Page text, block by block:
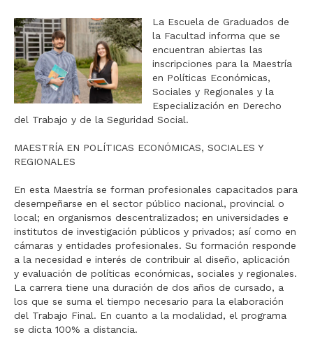
La Escuela de Graduados de
la Facultad informa que se
encuentran abiertas las
inscripciones para la Maestría
en Políticas Económicas,
Sociales y Regionales y la
Especialización en Derecho
del Trabajo y de la Seguridad Social.
MAESTRÍA EN POLÍTICAS ECONÓMICAS, SOCIALES Y
REGIONALES
En esta Maestría se forman profesionales capacitados para
desempeñarse en el sector público nacional, provincial o
local; en organismos descentralizados; en universidades e
institutos de investigación públicos y privados; así como en
cámaras y entidades profesionales. Su formación responde
a la necesidad e interés de contribuir al diseño, aplicación
y evaluación de políticas económicas, sociales y regionales.
La carrera tiene una duración de dos años de cursado, a
los que se suma el tiempo necesario para la elaboración
del Trabajo Final. En cuanto a la modalidad, el programa
se dicta 100% a distancia.